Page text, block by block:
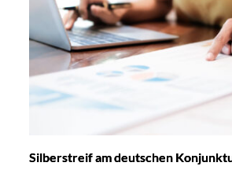
Silberstreif am deutschen